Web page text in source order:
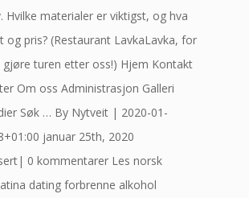
Hvilke materialer er viktigst, og hva
og pris? (Restaurant LavkaLavka, for
gjøre turen etter oss!) Hjem Kontakt
Om oss Administrasjon Galleri
Søk … By Nytveit | 2020-01-
januar 25th, 2020
0 kommentarer Les norsk
dating forbrenne alkohol